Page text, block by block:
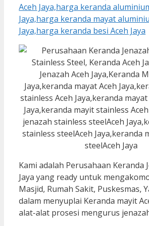
Kami adalah Perusahaan Keranda
Jaya yang ready untuk
Masjid, Rumah Sakit, Puskesmas,
dalam menyuplai Keranda mayit
alat-alat prosesi mengurus